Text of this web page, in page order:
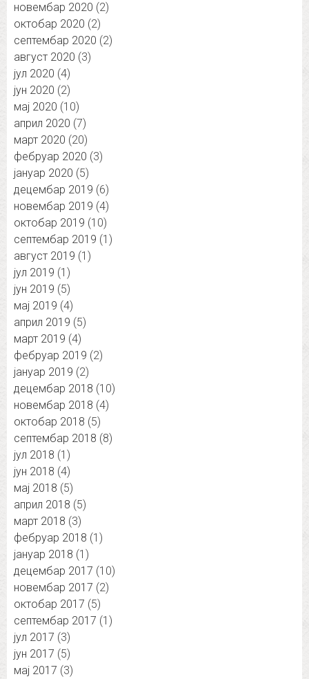
новембар 2020 (2)
октобар 2020 (2)
септембар 2020 (2)
август 2020 (3)
јул 2020 (4)
јун 2020 (2)
мај 2020 (10)
април 2020 (7)
март 2020 (20)
фебруар 2020 (3)
јануар 2020 (5)
децембар 2019 (6)
новембар 2019 (4)
октобар 2019 (10)
септембар 2019 (1)
август 2019 (1)
јул 2019 (1)
јун 2019 (5)
мај 2019 (4)
април 2019 (5)
март 2019 (4)
фебруар 2019 (2)
јануар 2019 (2)
децембар 2018 (10)
новембар 2018 (4)
октобар 2018 (5)
септембар 2018 (8)
јул 2018 (1)
јун 2018 (4)
мај 2018 (5)
април 2018 (5)
март 2018 (3)
фебруар 2018 (1)
јануар 2018 (1)
децембар 2017 (10)
новембар 2017 (2)
октобар 2017 (5)
септембар 2017 (1)
јул 2017 (3)
јун 2017 (5)
мај 2017 (3)